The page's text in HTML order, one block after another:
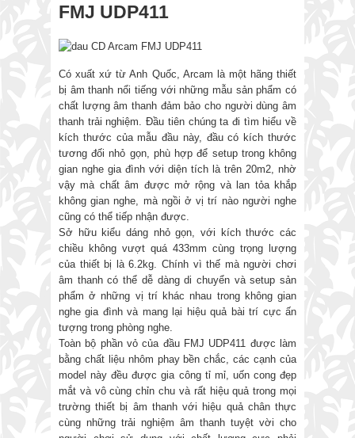
FMJ UDP411
Có xuất xứ từ Anh Quốc, Arcam là một hãng thiết
bị âm thanh nổi tiếng với những mẫu sản phẩm có
chất lượng âm thanh đảm bảo cho người dùng âm
thanh trải nghiệm. Đầu tiên chúng ta đi tìm hiểu về
kích thước của mẫu đầu này, đầu có kích thước
tương đối nhỏ gọn, phù hợp để setup trong không
gian nghe gia đình với diện tích là trên 20m2, nhờ
vậy mà chất âm được mở rộng và lan tỏa khắp
không gian nghe, mà ngồi ở vị trí nào người nghe
cũng có thể tiếp nhận được.
Sở hữu kiểu dáng nhỏ gọn, với kích thước các
chiều không vượt quá 433mm cùng trọng lượng
của thiết bị là 6.2kg. Chính vì thế mà người chơi
âm thanh có thể dễ dàng di chuyển và setup sản
phẩm ở những vị trí khác nhau trong không gian
nghe gia đình và mang lại hiệu quả bài trí cực ấn
tượng trong phòng nghe.
Toàn bộ phần vỏ của đầu FMJ UDP411 được làm
bằng chất liệu nhôm phay bền chắc, các cạnh của
model này đều được gia công tỉ mỉ, uốn cong đẹp
mắt và vô cùng chỉn chu và rất hiệu quả trong mọi
trường thiết bị âm thanh với hiệu quả chân thực
cùng những trải nghiệm âm thanh tuyệt vời cho